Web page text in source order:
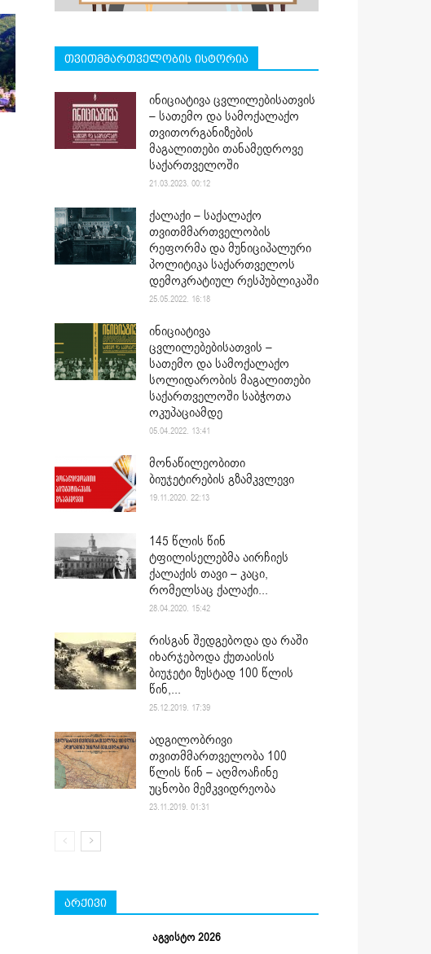
თვითმმართველობის ისტორია
ინიციატივა ცვლილებისათვის
– სათემო და სამოქალაქო
თვითორგანიზების
მაგალითები თანამედროვე
საქართველოში
21.03.2023. 00:12
ქალაქი – საქალაქო
თვითმმართველობის
რეფორმა და მუნიციპალური
პოლიტიკა საქართველოს
დემოკრატიულ რესპუბლიკაში
25.05.2022. 16:18
ინიციატივა
ცვლილებებისათვის –
სათემო და სამოქალაქო
სოლიდარობის მაგალითები
საქართველოში საბჭოთა
ოკუპაციამდე
05.04.2022. 13:41
მონაწილეობითი
ბიუჯეტირების გზამკვლევი
19.11.2020. 22:13
145 წლის წინ
ტფილისელებმა აირჩიეს
ქალაქის თავი – კაცი,
რომელსაც ქალაქი...
28.04.2020. 15:42
რისგან შედგებოდა და რაში
იხარჯებოდა ქუთაისის
ბიუჯეტი ზუსტად 100 წლის
წინ,...
25.12.2019. 17:39
ადგილობრივი
თვითმმართველობა 100
წლის წინ – აღმოაჩინე
უცნობი მემკვიდრეობა
23.11.2019. 01:31
არქივი
აგვისტო 2026